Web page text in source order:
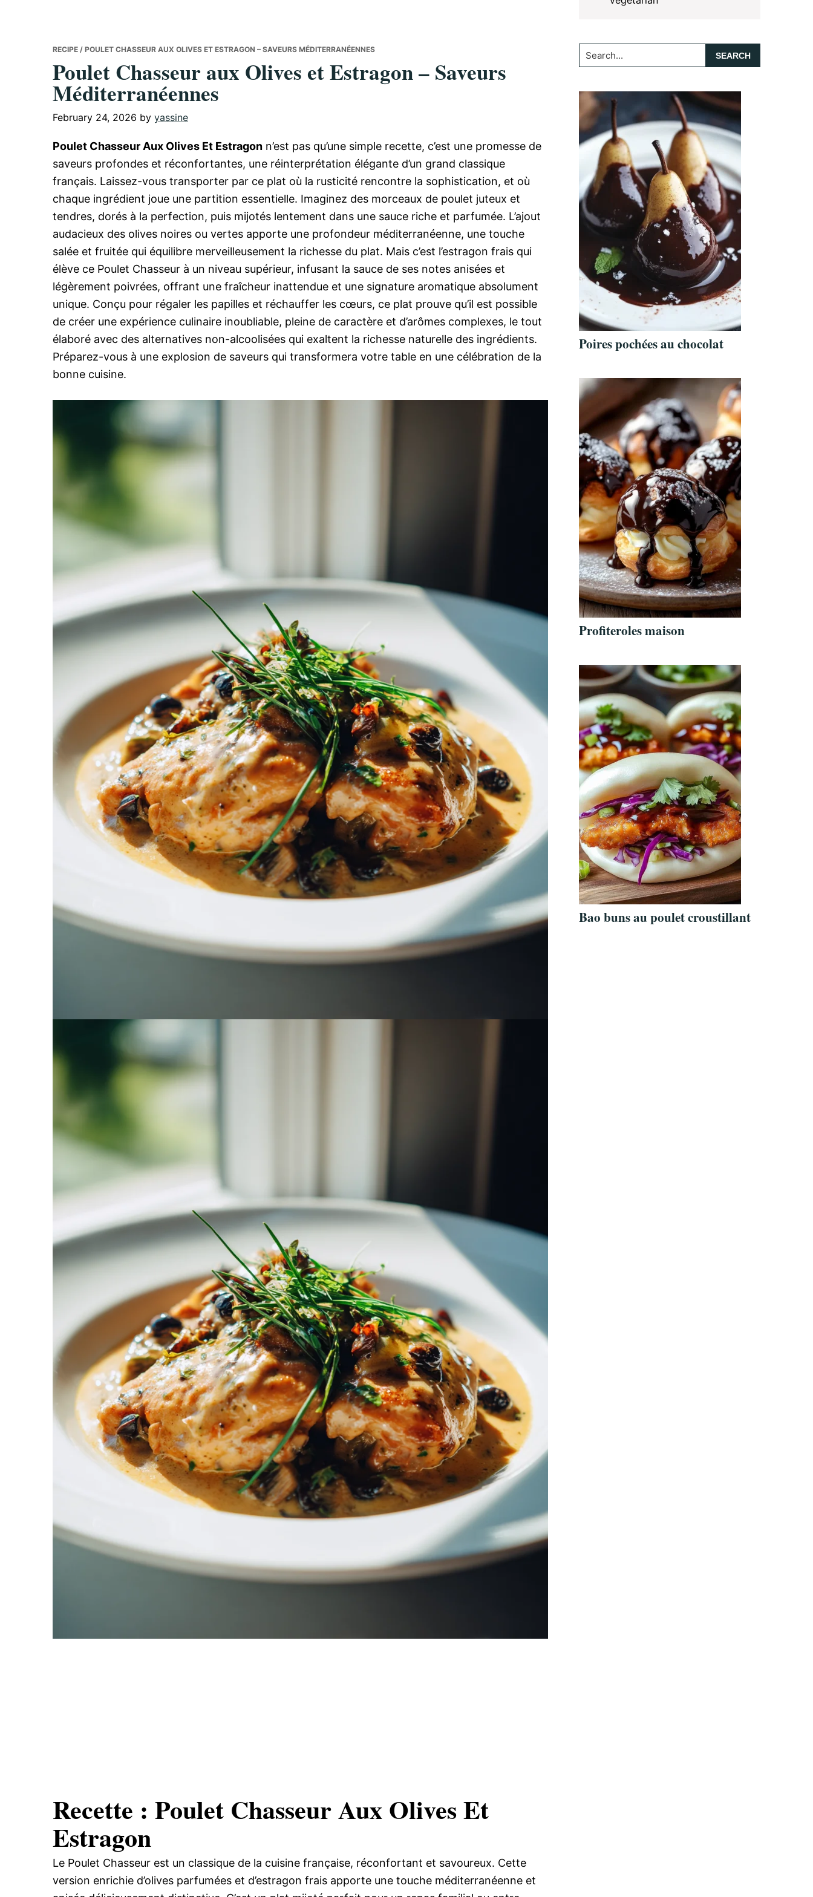
RECIPE / POULET CHASSEUR AUX OLIVES ET ESTRAGON – SAVEURS MÉDITERRANÉENNES
Poulet Chasseur aux Olives et Estragon – Saveurs
Méditerranéennes
February 24, 2026 by yassine
Poulet Chasseur Aux Olives Et Estragon n’est pas qu’une simple recette, c’est une promesse de
saveurs profondes et réconfortantes, une réinterprétation élégante d’un grand classique
français. Laissez-vous transporter par ce plat où la rusticité rencontre la sophistication, et où
chaque ingrédient joue une partition essentielle. Imaginez des morceaux de poulet juteux et
tendres, dorés à la perfection, puis mijotés lentement dans une sauce riche et parfumée. L’ajout
audacieux des olives noires ou vertes apporte une profondeur méditerranéenne, une touche
salée et fruitée qui équilibre merveilleusement la richesse du plat. Mais c’est l’estragon frais qui
élève ce Poulet Chasseur à un niveau supérieur, infusant la sauce de ses notes anisées et
légèrement poivrées, offrant une fraîcheur inattendue et une signature aromatique absolument
unique. Conçu pour régaler les papilles et réchauffer les cœurs, ce plat prouve qu’il est possible
de créer une expérience culinaire inoubliable, pleine de caractère et d’arômes complexes, le tout
élaboré avec des alternatives non-alcoolisées qui exaltent la richesse naturelle des ingrédients.
Préparez-vous à une explosion de saveurs qui transformera votre table en une célébration de la
bonne cuisine.
Recette : Poulet Chasseur Aux Olives Et
Estragon
Le Poulet Chasseur est un classique de la cuisine française, réconfortant et savoureux. Cette
version enrichie d’olives parfumées et d’estragon frais apporte une touche méditerranéenne et
Search...
Poires pochées au chocolat
Profiteroles maison
Bao buns au poulet croustillant